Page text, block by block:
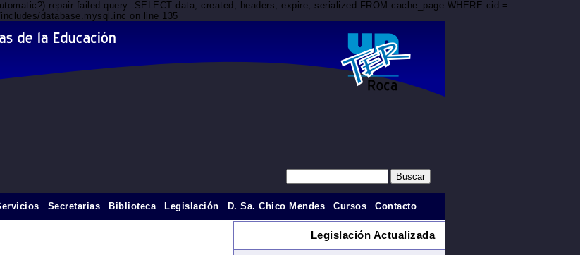
repair failed query: SELECT data, created, headers, expire, serialized FROM cache_page WHERE cid =
database.mysql.inc on line 135
Secretarias Biblioteca Legislación D. Sa. Chico Mendes Cursos Contacto
Legislación Actualizada